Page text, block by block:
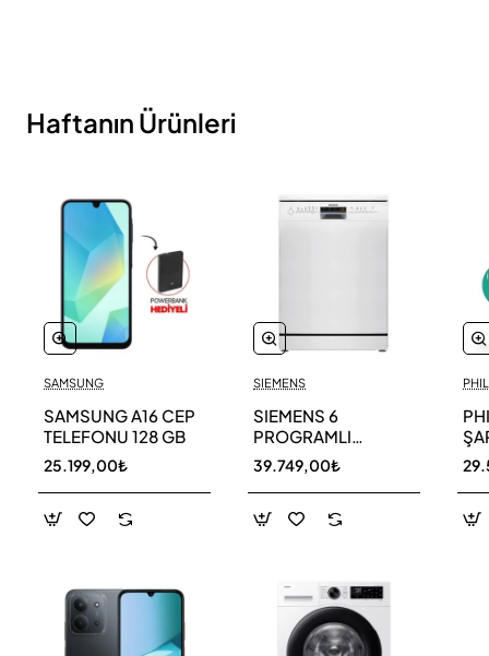
Haftanın Ürünleri
SAMSUNG
SAMSUNG A16 CEP
TELEFONU 128 GB
25.199,00₺
SIEMENS
SIEMENS 6
PROGRAMLI
BULAŞIK MAKİNESİ
SN216W00DT
39.749,00₺
11